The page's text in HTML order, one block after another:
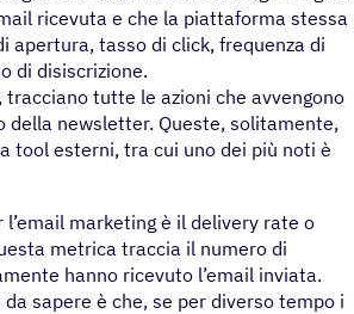
ricevuta e che la piattaforma stessa
apertura, tasso di click, frequenza di
di disiscrizione.
tracciano tutte le azioni che avvengono
della newsletter. Queste, solitamente,
tool esterni, tra cui uno dei più noti è
l’email marketing è il delivery rate o
metrica traccia il numero di
hanno ricevuto l’email inviata.
sapere è che, se per diverso tempo i